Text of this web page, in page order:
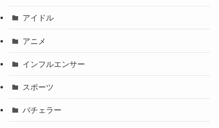
アイドル
アニメ
インフルエンサー
スポーツ
バチェラー